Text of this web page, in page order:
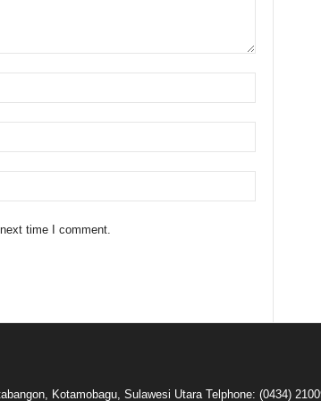
time I comment.
Kotamobagu, Sulawesi Utara Telphone: (0434)